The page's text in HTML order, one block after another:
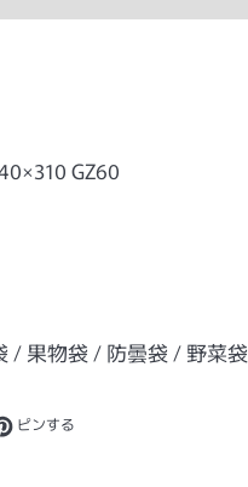
GZ60
/ 果物袋 / 防曇袋 / 野菜袋
るに投稿する
ピンする